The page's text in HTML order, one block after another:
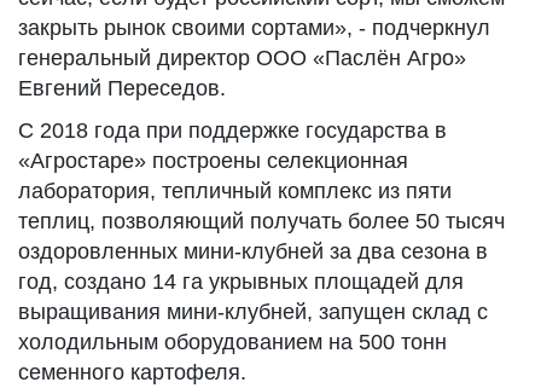
закрыть рынок своими сортами», - подчеркнул
генеральный директор ООО «Паслён Агро»
Евгений Переседов.
С 2018 года при поддержке государства в
«Агростаре» построены селекционная
лаборатория, тепличный комплекс из пяти
теплиц, позволяющий получать более 50 тысяч
оздоровленных мини-клубней за два сезона в
год, создано 14 га укрывных площадей для
выращивания мини-клубней, запущен склад с
холодильным оборудованием на 500 тонн
семенного картофеля.